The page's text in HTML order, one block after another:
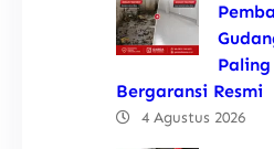
Bergaransi Resmi
4 Agustus 2026